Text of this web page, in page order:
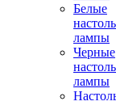
Белые
лампы
Черные
лампы